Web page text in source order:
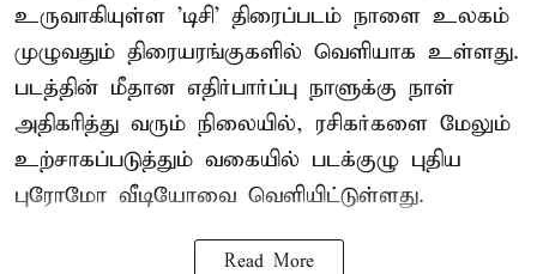
உருவாகியுள்ள 'டிசி' திரைப்படம் நாளை உலகம்
முழுவதும் திரையரங்குகளில் வெளியாக உள்ளது.
படத்தின் மீதான எதிர்பார்ப்பு நாளுக்கு நாள்
அதிகரித்து வரும் நிலையில், ரசிகர்களை மேலும்
உற்சாகப்படுத்தும் வகையில் படக்குழு புதிய
புரோமோ வீடியோவை வெளியிட்டுள்ளது.
Read More